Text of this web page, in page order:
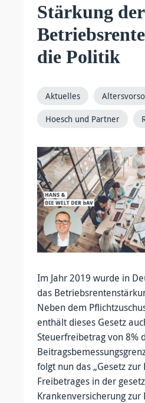
Stärkung der
die Politik
Aktuelles
Hoesch und Partner
Im Jahr 2019 wurde in
das
Neben dem
enthält dieses Gesetz
Steuerfreibetrag von 8%
folgt nun das „Gesetz
Freibetrages in der
Krankenversicherung zur